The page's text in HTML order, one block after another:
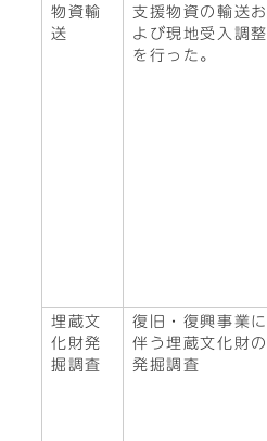
物資輸
送
支援物資の輸送お
よび現地受入調整
を行った。
埋蔵文
化財発
掘調査
復旧・復興事業に
伴う埋蔵文化財の
発掘調査